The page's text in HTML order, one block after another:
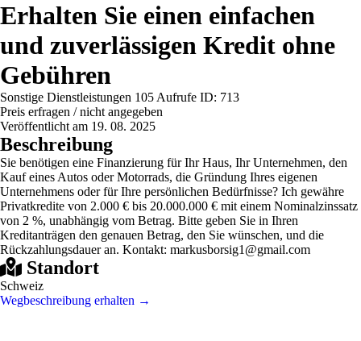
Erhalten Sie einen einfachen
und zuverlässigen Kredit ohne
Gebühren
Sonstige Dienstleistungen 105 Aufrufe ID: 713
Preis erfragen / nicht angegeben
Veröffentlicht am 19. 08. 2025
Beschreibung
Sie benötigen eine Finanzierung für Ihr Haus, Ihr Unternehmen, den
Kauf eines Autos oder Motorrads, die Gründung Ihres eigenen
Unternehmens oder für Ihre persönlichen Bedürfnisse? Ich gewähre
Privatkredite von 2.000 € bis 20.000.000 € mit einem Nominalzinssatz
von 2 %, unabhängig vom Betrag. Bitte geben Sie in Ihren
Kreditanträgen den genauen Betrag, den Sie wünschen, und die
Rückzahlungsdauer an. Kontakt: markusborsig1@gmail.com
Standort
Schweiz
Wegbeschreibung erhalten →